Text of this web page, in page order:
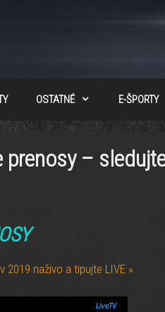
OSTATNÉ E-ŠPORTY
prenosy –
naživo a tipujte LIVE »